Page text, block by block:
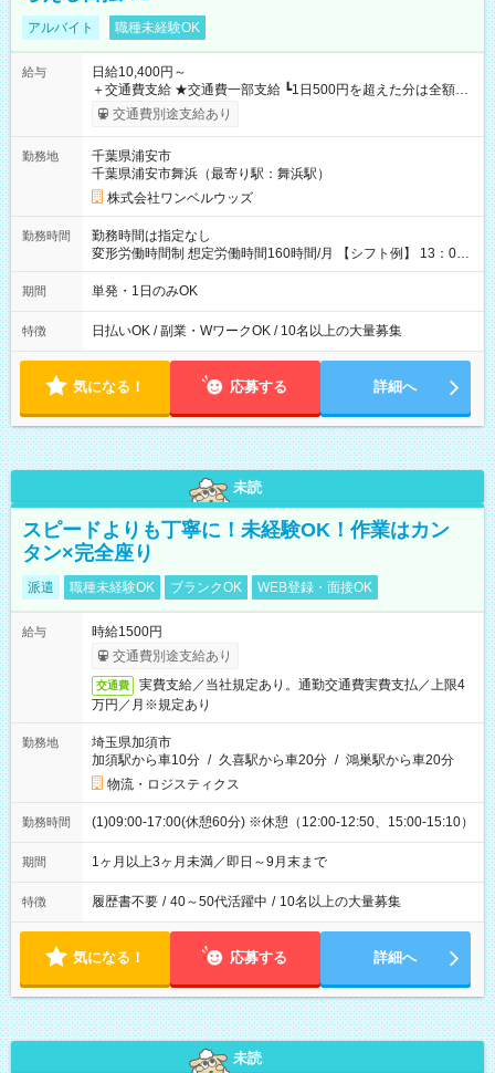
アルバイト 職種未経験OK
給与
日給10,400円～
＋交通費支給 ★交通費一部支給 ┗1日500円を超えた分は全額支
給！ ※往復500円以内の方は自己負担となります ★日払いOK！
（規定あり） ┗働いたその日に現金GET♪ お仕事後はコンビニ
なし
交通費別途支給あり
勤務地
千葉県浦安市
千葉県浦安市舞浜（最寄り駅：舞浜駅）
株式会社ワンベルウッズ
勤務時間
勤務時間は指定なし
変形労働時間制 想定労働時間160時間/月 【シフト例】 13：00
～22：00
期間 単発・1日のみOK
特徴 日払いOK / 副業・WワークOK / 10名以上の大量募集
気になる！ 応募する 詳細へ
未読
スピードよりも丁寧に！未経験OK！作業はカン
タン×完全座り
派遣 職種未経験OK ブランクOK WEB登録・面接OK
給与
時給1500円
交通費別途支給あり
交通費
実費支給／当社規定あり。通勤交通費実費支払／上限4
万円／月※規定あり
勤務地
埼玉県加須市
加須駅から車10分 / 久喜駅から車20分 / 鴻巣駅から車20分
物流・ロジスティクス
勤務時間 (1)09:00-17:00(休憩60分) ※休憩（12:00-12:50、15:00-15:10）
期間 1ヶ月以上3ヶ月未満／即日～9月末まで
特徴 履歴書不要 / 40～50代活躍中 / 10名以上の大量募集
気になる！ 応募する 詳細へ
未読